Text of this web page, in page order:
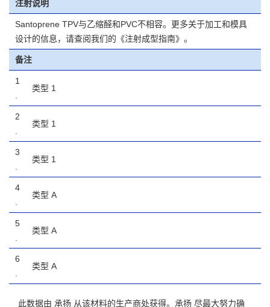
注射说明
Santoprene TPV与乙缩醛和PVC不相容。更多关于加工和模具
设计的信息，请查阅我们的《注射成型指南》。
备注
1
类型 1
2
类型 1
3
类型 1
4
类型 A
5
类型 A
6
类型 A
此数据由 承扬 从该材料的生产商处获得。承扬 尽最大努力确